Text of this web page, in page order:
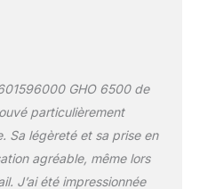
GHO 6500 de
particulièrement
Sa légèreté et sa prise en
agréable, même lors
J’ai été impressionnée